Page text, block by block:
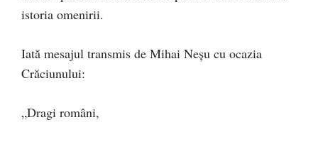
istoria omenirii.
Iată mesajul transmis de Mihai Neșu cu ocazia
Crăciunului:
„Dragi români,